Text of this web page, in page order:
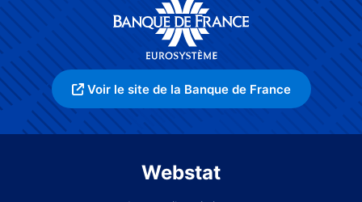
Voir le site de la Banque de France
Webstat